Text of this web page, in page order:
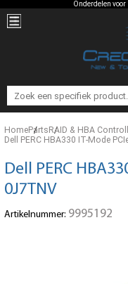
Onderdelen
HomePartsRAID & HBA
Dell PERC HBA330 IT-Mode
Dell PERC
0J7TNV
Artikelnummer: 9995192